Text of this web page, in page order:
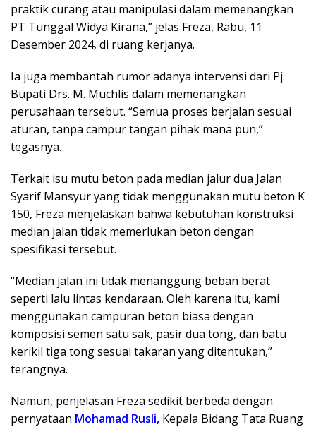
praktik curang atau manipulasi dalam memenangkan
PT Tunggal Widya Kirana,” jelas Freza, Rabu, 11
Desember 2024, di ruang kerjanya.
Ia juga membantah rumor adanya intervensi dari Pj
Bupati Drs. M. Muchlis dalam memenangkan
perusahaan tersebut. “Semua proses berjalan sesuai
aturan, tanpa campur tangan pihak mana pun,”
tegasnya.
Terkait isu mutu beton pada median jalur dua Jalan
Syarif Mansyur yang tidak menggunakan mutu beton K
150, Freza menjelaskan bahwa kebutuhan konstruksi
median jalan tidak memerlukan beton dengan
spesifikasi tersebut.
“Median jalan ini tidak menanggung beban berat
seperti lalu lintas kendaraan. Oleh karena itu, kami
menggunakan campuran beton biasa dengan
komposisi semen satu sak, pasir dua tong, dan batu
kerikil tiga tong sesuai takaran yang ditentukan,”
terangnya.
Namun, penjelasan Freza sedikit berbeda dengan
pernyataan Mohamad Rusli, Kepala Bidang Tata Ruang